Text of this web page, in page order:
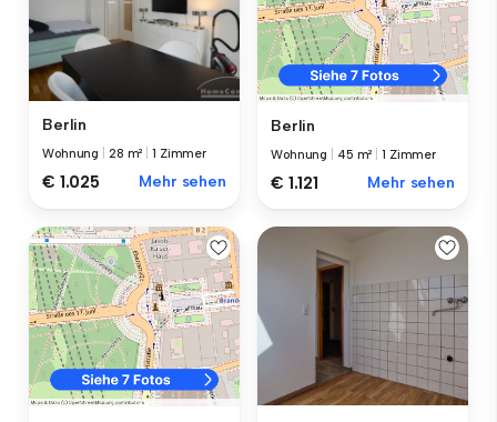
Berlin
Wohnung 28 m² |1 Zimmer
€ 1.025 Mehr sehen
Berlin
Wohnung 45 m² |1 Zimmer
€ 1.121 Mehr sehen